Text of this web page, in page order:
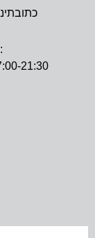
כתובתינו: רבי
21:30